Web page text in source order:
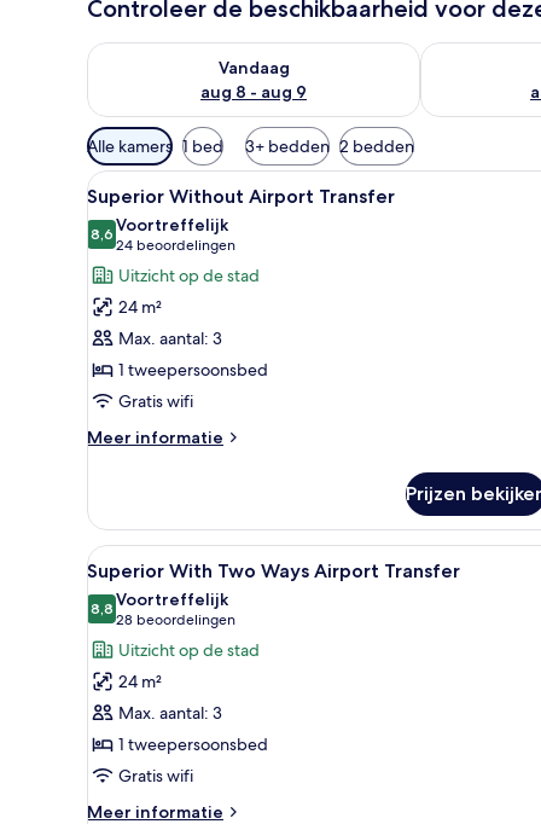
Controleer de beschikbaarheid voor
Vandaag
aug 8 - aug 9
De beschikbaarheid controleren voor vanavond aug
De
Beschikbare
filters
voor
kamers
Alle kamers 1 bed 3+ bedden 2 bedden
Alle
foto's
voor
Superior
Without
Airport
Transfer
laden
Een hotelkamer met een
8
Superior Without Airport Transfer
8,68,6 van 10
Voortreffelijk
24 beoordelingen
(24
beoordelingen)
Uitzicht op de stad
24 m²
Max. aantal: 3
1 tweepersoonsbed
Gratis wifi
Meer informatie
Meer
Without
Airport
Transfer
Prijzen
Alle
foto's
voor
Superior
With
Two
Ways
Airport
Transfer
laden
Een hotelkamer met een
8
Superior With Two Ways Airport Transfer
8,88,8 van 10
Voortreffelijk
28 beoordelingen
(28
beoordelingen)
Uitzicht op de stad
24 m²
Max. aantal: 3
1 tweepersoonsbed
Gratis wifi
Meer informatie
Meer